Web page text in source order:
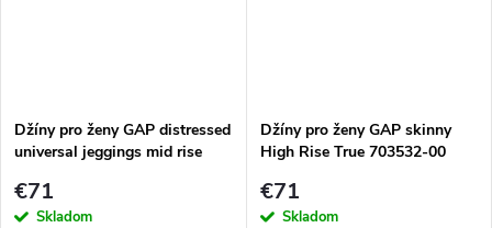
Džíny pro ženy GAP distressed
universal jeggings mid rise
€71
Skladom
Džíny pro ženy GAP skinny
High Rise True 703532-00
€71
Skladom